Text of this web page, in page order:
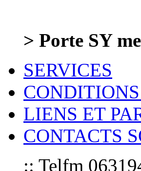
> Porte SY
SERVICES
LIENS ET
CONTACTS
:: Telfm